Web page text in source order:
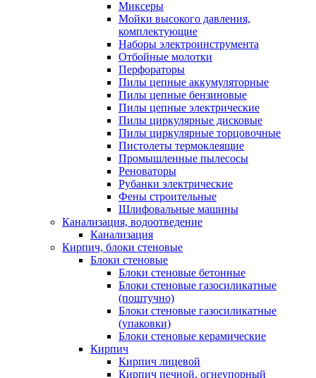
Миксеры
Мойки высокого давления,
комплектующие
Наборы электроинструмента
Отбойные молотки
Перфораторы
Пилы цепные аккумуляторные
Пилы цепные бензиновые
Пилы цепные электрические
Пилы циркулярные дисковые
Пилы циркулярные торцовочные
Пистолеты термоклеящие
Промышленные пылесосы
Реноваторы
Рубанки электрические
Фены строительные
Шлифовальные машины
Канализация, водоотведение
Канализация
Кирпич, блоки стеновые
Блоки стеновые
Блоки стеновые бетонные
Блоки стеновые газосиликатные
(поштучно)
Блоки стеновые газосиликатные
(упаковки)
Блоки стеновые керамические
Кирпич
Кирпич лицевой
Кирпич печной, огнеупорный